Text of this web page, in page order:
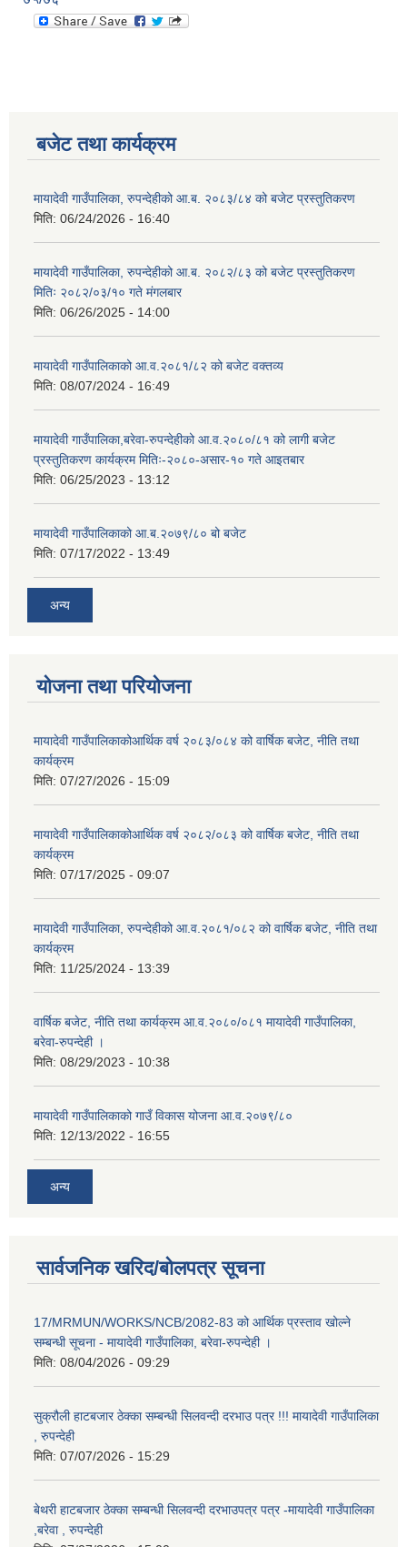
बजेट तथा कार्यक्रम
मायादेवी गाउँपालिका, रुपन्देहीको आ.ब. २०८३/८४ को बजेट प्रस्तुतिकरण
मिति: 06/24/2026 - 16:40
मायादेवी गाउँपालिका, रुपन्देहीको आ.ब. २०८२/८३ को बजेट प्रस्तुतिकरण
मितिः २०८२/०३/१० गते मंगलबार
मिति: 06/26/2025 - 14:00
मायादेवी गाउँपालिकाको आ.व.२०८१/८२ को बजेट वक्तव्य
मिति: 08/07/2024 - 16:49
मायादेवी गाउँपालिका,बरेवा-रुपन्देहीको आ.व.२०८०/८१ को लागी बजेट
प्रस्तुतिकरण कार्यक्रम मितिः-२०८०-असार-१० गते आइतबार
मिति: 06/25/2023 - 13:12
मायादेवी गाउँपालिकाको आ.ब.२०७९/८० बो बजेट
मिति: 07/17/2022 - 13:49
अन्य
योजना तथा परियोजना
मायादेवी गाउँपालिकाकोआर्थिक वर्ष २०८३/०८४ को वार्षिक बजेट, नीति तथा
कार्यक्रम
मिति: 07/27/2026 - 15:09
मायादेवी गाउँपालिकाकोआर्थिक वर्ष २०८२/०८३ को वार्षिक बजेट, नीति तथा
कार्यक्रम
मिति: 07/17/2025 - 09:07
मायादेवी गाउँपालिका, रुपन्देहीको आ.व.२०८१/०८२ को वार्षिक बजेट, नीति तथा
कार्यक्रम
मिति: 11/25/2024 - 13:39
वार्षिक बजेट, नीति तथा कार्यक्रम आ.व.२०८०/०८१ मायादेवी गाउँपालिका,
बरेवा-रुपन्देही ।
मिति: 08/29/2023 - 10:38
मायादेवी गाउँपालिकाको गाउँ विकास योजना आ.व.२०७९/८०
मिति: 12/13/2022 - 16:55
अन्य
सार्वजनिक खरिद/बोलपत्र सूचना
17/MRMUN/WORKS/NCB/2082-83 को आर्थिक प्रस्ताव खोल्ने
सम्बन्धी सूचना - मायादेवी गाउँपालिका, बरेवा-रुपन्देही ।
मिति: 08/04/2026 - 09:29
सुक्रौली हाटबजार ठेक्का सम्बन्धी सिलवन्दी दरभाउ पत्र !!! मायादेवी गाउँपालिका
, रुपन्देही
मिति: 07/07/2026 - 15:29
बेथरी हाटबजार ठेक्का सम्बन्धी सिलवन्दी दरभाउपत्र पत्र -मायादेवी गाउँपालिका
,बरेवा , रुपन्देही